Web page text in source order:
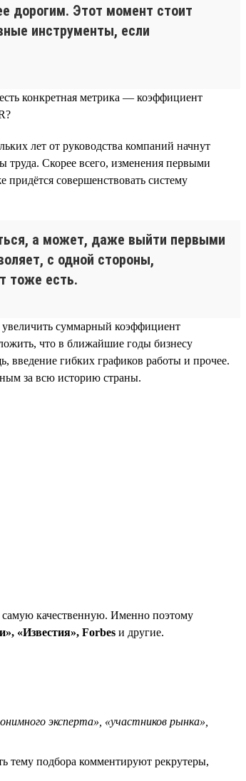
дорогим. Этот момент стоит
инструменты, если
конкретная метрика — коэффициент
лет от руководства компаний начнут
Скорее всего, изменения первыми
совершенствовать систему
а может, даже выйти первыми
с одной стороны,
тоже есть.
увеличить суммарный коэффициент
что в ближайшие годы бизнесу
введение гибких графиков работы и прочее.
за всю историю страны.
качественную. Именно поэтому
«Известия», Forbes и другие.
эксперта», «участников рынка»,
тему подбора комментируют рекрутеры,